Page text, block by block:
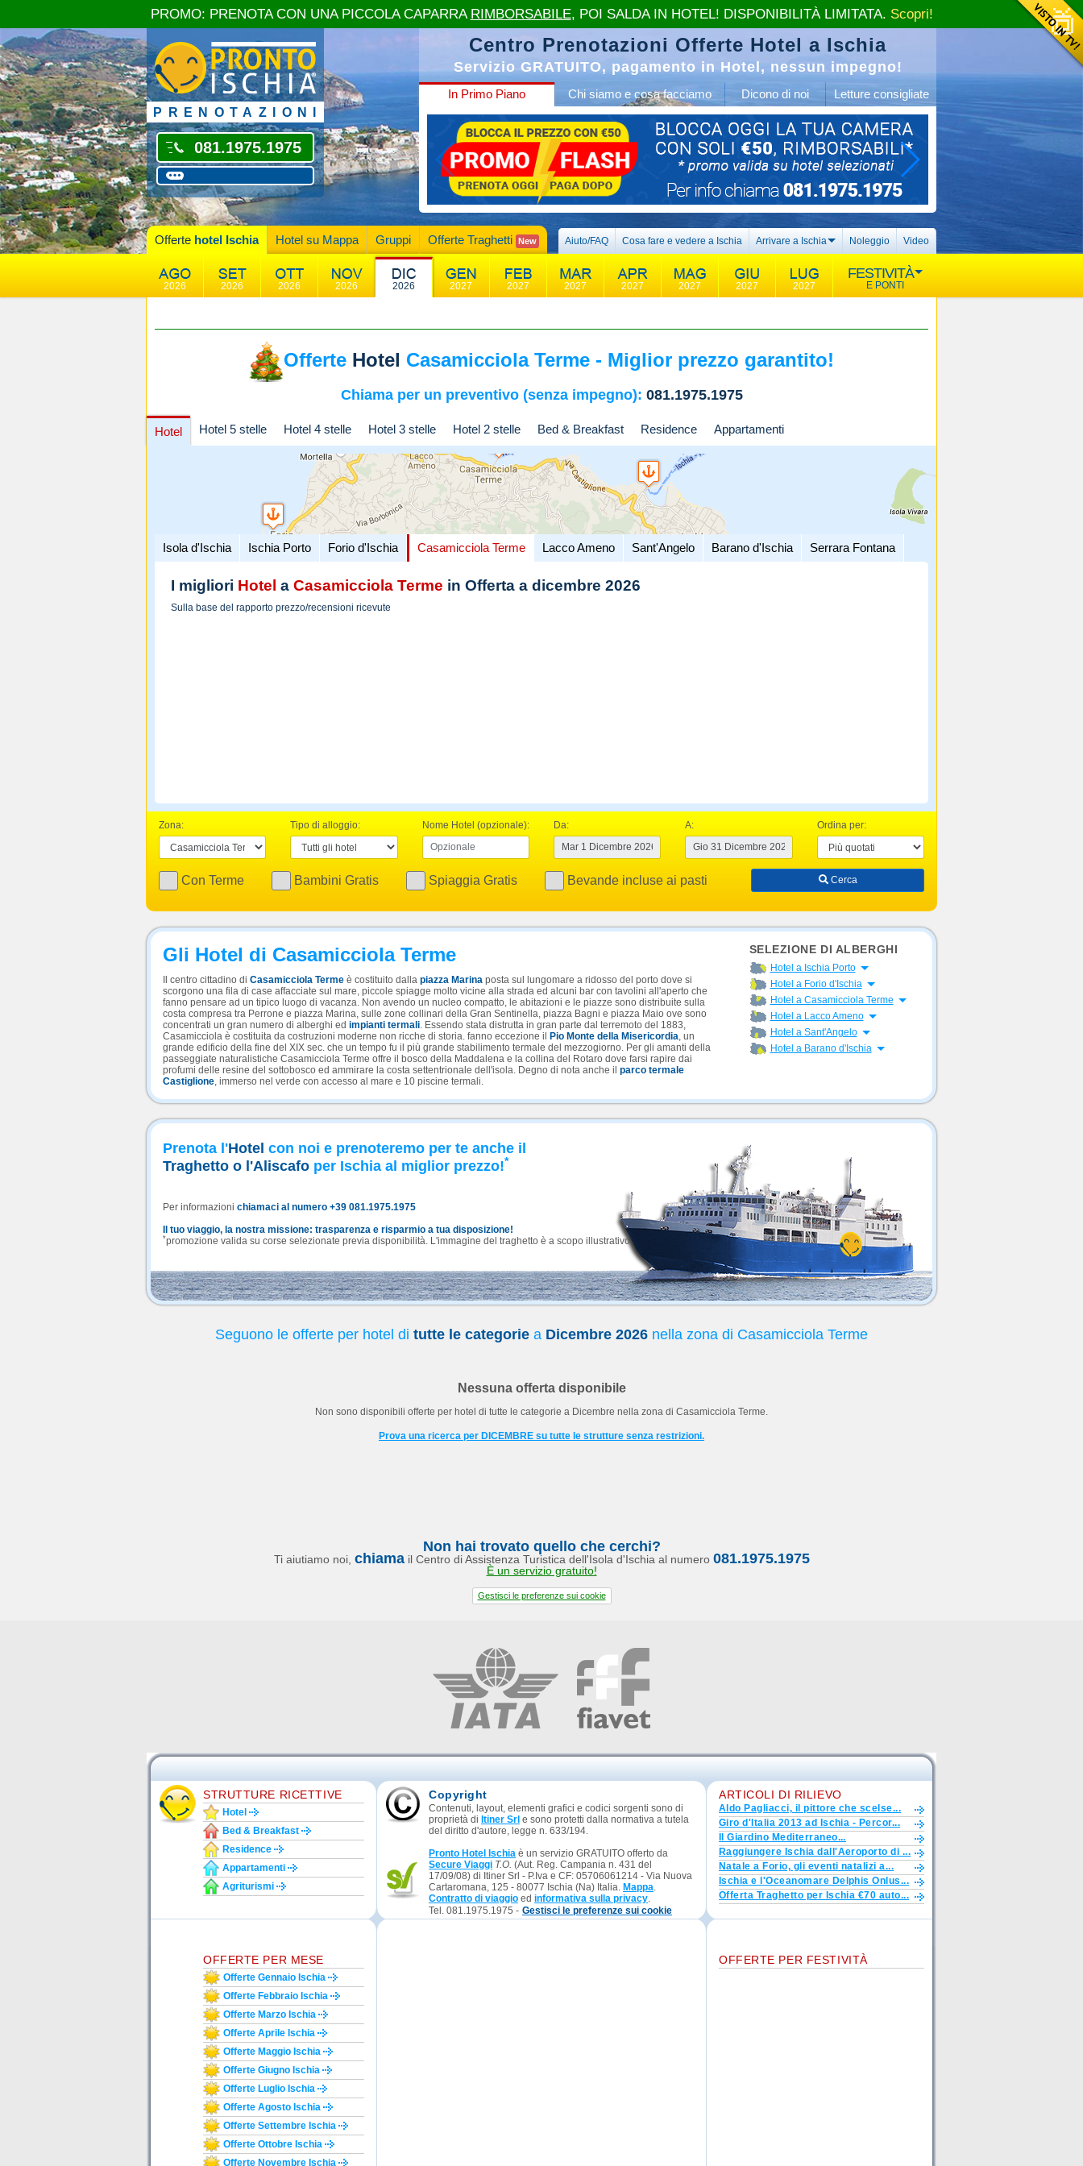
PRENOTAZIONI
081.1975.1975
Centro Prenotazioni Offerte Hotel a Ischia
Servizio GRATUITO, pagamento in Hotel, nessun impegno!
In Primo Piano Chi siamo e cosa facciamo Dicono di noi Letture consigliate
Offerte hotel Ischia Hotel su Mappa Gruppi Offerte Traghetti New Aiuto/FAQ Cosa fare e vedere a Ischia Arrivare a Ischia Noleggio Video
2026 2026 2026 2026 2026 2027 2027 2027 2027 2027 2027 2027
FESTIVITÀ
E PONTI
Offerte Hotel Casamicciola Terme - Miglior prezzo garantito!
Chiama per un preventivo (senza impegno): 081.1975.1975
Hotel Hotel 5 stelle Hotel 4 stelle Hotel 3 stelle Hotel 2 stelle Bed & Breakfast Residence Appartamenti
Isola d'Ischia Ischia Porto Forio d'Ischia Casamicciola Terme Lacco Ameno Sant'Angelo Barano d'Ischia Serrara Fontana
I migliori Hotel a Casamicciola Terme in Offerta a dicembre 2026
Sulla base del rapporto prezzo/recensioni ricevute
Zona: Tipo di alloggio: Nome Hotel (opzionale): Da: A: Ordina per:
Con Terme Bambini Gratis Spiaggia Gratis Bevande incluse ai pasti Cerca
Gli Hotel di Casamicciola Terme
Il centro cittadino di Casamicciola Terme è costituito dalla piazza Marina posta sul lungomare a ridosso del porto dove si
scorgono una fila di case affacciate sul mare, piccole spiagge molto vicine alla strada ed alcuni bar con tavolini all'aperto che
fanno pensare ad un tipico luogo di vacanza. Non avendo un nucleo compatto, le abitazioni e le piazze sono distribuite sulla
costa compresa tra Perrone e piazza Marina, sulle zone collinari della Gran Sentinella, piazza Bagni e piazza Maio ove sono
concentrati un gran numero di alberghi ed impianti termali. Essendo stata distrutta in gran parte dal terremoto del 1883,
Casamicciola è costituita da costruzioni moderne non ricche di storia. fanno eccezione il
Pio Monte della Misericordia, un
grande edificio della fine del XIX sec. che un tempo fu il più grande stabilimento termale del mezzogiorno. Per gli amanti della
passeggiate naturalistiche Casamicciola Terme offre il bosco della Maddalena e la collina del Rotaro dove farsi rapire dai
profumi delle resine del sottobosco ed ammirare la costa settentrionale dell'isola. Degno di nota anche il parco termale
Castiglione, immerso nel verde con accesso al mare e 10 piscine termali.
SELEZIONE DI ALBERGHI
Hotel a Ischia Porto Apri menu
Hotel a Forio d'Ischia Apri menu
Hotel a Casamicciola Terme Apri menu
Hotel a Lacco Ameno Apri menu
Hotel a Sant'Angelo Apri menu
Hotel a Barano d'Ischia Apri menu
Prenota l'Hotel con noi e prenoteremo per te anche il
Traghetto o l'Aliscafo per Ischia al miglior prezzo!*
Per informazioni chiamaci al numero +39 081.1975.1975
Il tuo viaggio, la nostra missione: trasparenza e risparmio a tua disposizione!
*promozione valida su corse selezionate previa disponibilità. L'immagine del traghetto è a scopo illustrativo.
Seguono le offerte per hotel di tutte le categorie a Dicembre 2026 nella zona di Casamicciola Terme
Nessuna offerta disponibile
Non sono disponibili offerte per hotel di tutte le categorie a Dicembre nella zona di Casamicciola Terme.
Prova una ricerca per DICEMBRE su tutte le strutture senza restrizioni.
Non hai trovato quello che cerchi?
Ti aiutiamo noi, chiamail Centro di Assistenza Turistica dell'Isola d'Ischia al numero 081.1975.1975
È un servizio gratuito!
Gestisci le preferenze sui cookie
STRUTTURE RICETTIVE
Hotel
Bed & Breakfast
Residence
Appartamenti
Agriturismi
Copyright
Contenuti, layout, elementi grafici e codici sorgenti sono di
proprietà di Itiner Srl e sono protetti dalla normativa a tutela
del diritto d'autore, legge n. 633/194.
Pronto Hotel Ischia è un servizio GRATUITO offerto da
Secure Viaggi T.O. (Aut. Reg. Campania n. 431 del
17/09/08) di Itiner Srl - P.Iva e CF: 05706061214 - Via Nuova
Cartaromana, 125 - 80077 Ischia (Na) Italia. Mappa.
Contratto di viaggio ed informativa sulla privacy.
Tel. 081.1975.1975 - Gestisci le preferenze sui cookie
ARTICOLI DI RILIEVO
Aldo Pagliacci, il pittore che scelse...
Giro d'Italia 2013 ad Ischia - Percor...
Il Giardino Mediterraneo...
Raggiungere Ischia dall'Aeroporto di ...
Natale a Forio, gli eventi natalizi a...
Ischia e l'Oceanomare Delphis Onlus...
Offerta Traghetto per Ischia €70 auto...
OFFERTE PER MESE
Offerte Gennaio Ischia
Offerte Febbraio Ischia
Offerte Marzo Ischia
Offerte Aprile Ischia
Offerte Maggio Ischia
Offerte Giugno Ischia
Offerte Luglio Ischia
Offerte Agosto Ischia
Offerte Settembre Ischia
Offerte Ottobre Ischia
Offerte Novembre Ischia
OFFERTE PER FESTIVITÀ
PROMO: PRENOTA CON UNA PICCOLA CAPARRA RIMBORSABILE, POI SALDA IN HOTEL! DISPONIBILITÀ LIMITATA. Scopri!